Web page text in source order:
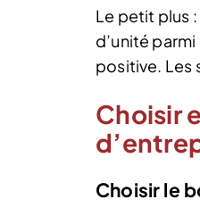
Le petit plus
d’unité
positive. Les
Choisir
Choisir le